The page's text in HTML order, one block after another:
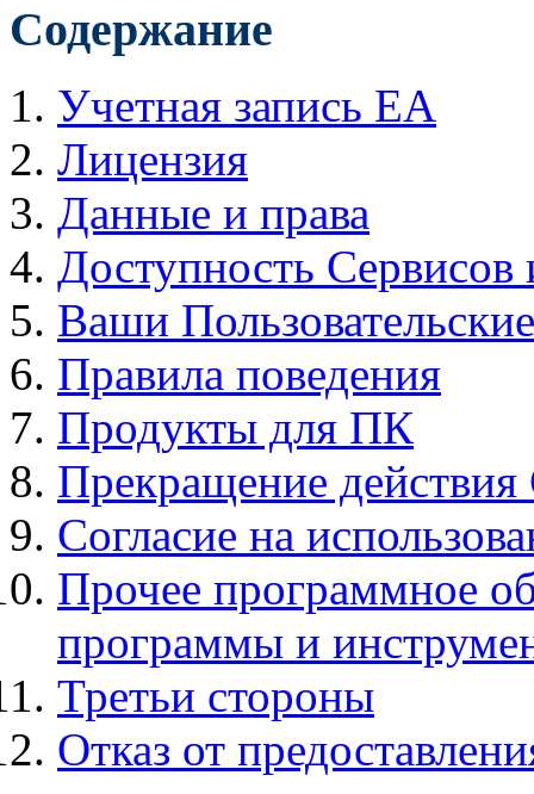
Содержание
Учетная запись EA
Лицензия
Данные и права
Доступность
Ваши
Правила поведения
Продукты для ПК
Прекращение
Согласие на
Прочее программное
программы и
Третьи стороны
Отказ от